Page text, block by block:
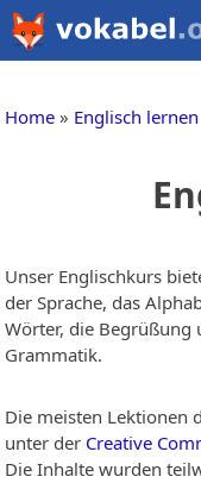
Home Englisch lernen
Unser Englischkurs
der Sprache, das
Wörter, die Begrüßung
Grammatik.
Die meisten Lektionen
unter der Creative
Die Inhalte wurden